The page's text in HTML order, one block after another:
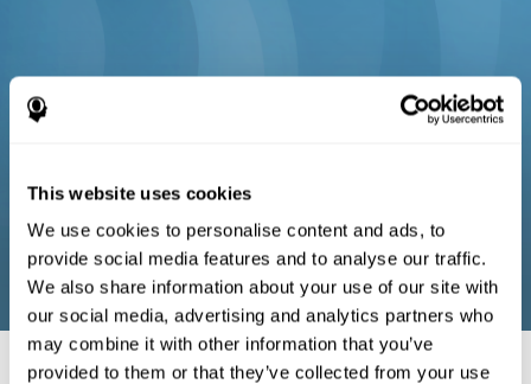
This website uses cookies
We use cookies to personalise content and ads, to
provide social media features and to analyse our traffic.
We also share information about your use of our site with
our social media, advertising and analytics partners who
may combine it with other information that you’ve
provided to them or that they’ve collected from your use